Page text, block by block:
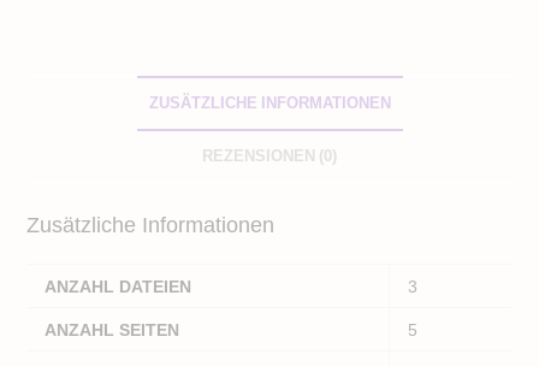
ZUSÄTZLICHE INFORMATIONEN
REZENSIONEN (0)
Zusätzliche Informationen
ANZAHL DATEIEN
3
ANZAHL SEITEN
5